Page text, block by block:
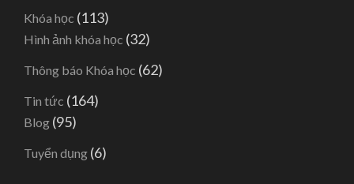
Khóa học (113)
Hình ảnh khóa học (32)
Thông báo Khóa học (62)
Tin tức (164)
Blog (95)
Tuyển dụng (6)